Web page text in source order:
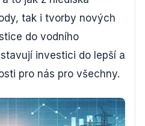
tak i tvorby nových
do vodního
investici do lepší a
pro nás pro všechny.